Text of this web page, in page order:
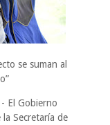
se suman al
El Gobierno
Secretaría de